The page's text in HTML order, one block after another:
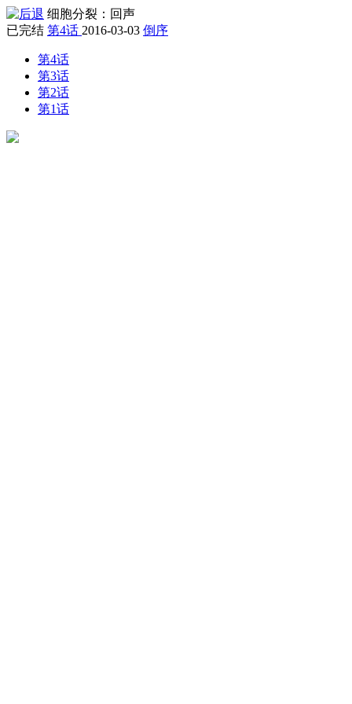
细胞分裂：回声
已完结 第4话 2016-03-03 倒序
第4话
第3话
第2话
第1话